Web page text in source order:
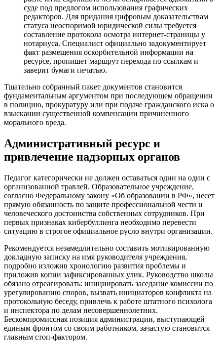
суде под предлогом использования графических
редакторов. Для придания цифровым доказательствам
статуса неоспоримой юридической силы требуется
составление протокола осмотра интернет-страницы у
нотариуса. Специалист официально задокументирует
факт размещения оскорбительной информации на
ресурсе, пропишет маршрут перехода по ссылкам и
заверит бумаги печатью.
Тщательно собранный пакет документов становится
фундаментальным аргументом при последующем обращении
в полицию, прокуратуру или при подаче гражданского иска о
взыскании существенной компенсации причиненного
морального вреда.
Административный ресурс и
привлечение надзорных органов
Педагог категорически не должен оставаться один на один с
организованной травлей. Образовательное учреждение,
согласно Федеральному закону «Об образовании в РФ», несет
прямую обязанность по защите профессиональной чести и
человеческого достоинства собственных сотрудников. При
первых признаках кибербуллинга необходимо перевести
ситуацию в строгое официальное русло внутри организации.
Рекомендуется незамедлительно составить мотивированную
докладную записку на имя руководителя учреждения,
подробно изложив хронологию развития проблемы и
приложив копии зафиксированных улик. Руководство школы
обязано отреагировать: инициировать заседание комиссии по
урегулированию споров, вызвать инициаторов конфликта на
протокольную беседу, привлечь к работе штатного психолога
и инспектора по делам несовершеннолетних.
Бескомпромиссная позиция администрации, выступающей
единым фронтом со своим работником, зачастую становится
главным стоп-фактором.